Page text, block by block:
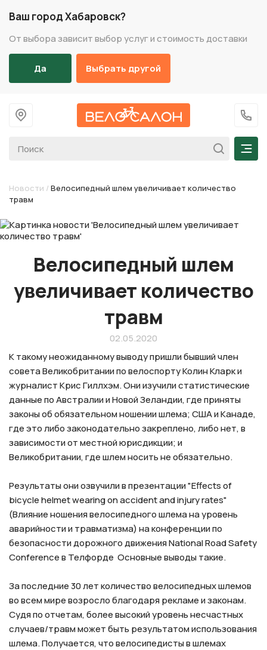
Ваш город Хабаровск?
От выбора зависит выбор услуг и стоимость доставки
Да Выбрать другой
На главную
+7
Новости / Велосипедный шлем увеличивает количество
травм
Велосипедный шлем
увеличивает количество
травм
02.05.2020
К такому неожиданному выводу пришли бывший член
совета Великобритании по велоспорту Колин Кларк и
журналист Крис Гиллхэм. Они изучили статистические
данные по Австралии и Новой Зеландии, где приняты
законы об обязательном ношении шлема; США и Канаде,
где это либо законодательно закреплено, либо нет, в
зависимости от местной юрисдикции; и
Великобритании, где шлем носить не обязательно.
Результаты они озвучили в презентации "Effects of
bicycle helmet wearing on accident and injury rates"
(Влияние ношения велосипедного шлема на уровень
аварийности и травматизма) на конференции по
безопасности дорожного движения National Road Safety
Conference в Телфорде Основные выводы такие.
За последние 30 лет количество велосипедных шлемов
во всем мире возросло благодаря рекламе и законам.
Судя по отчетам, более высокий уровень несчастных
случаев/травм может быть результатом использования
шлема. Получается, что велосипедисты в шлемах